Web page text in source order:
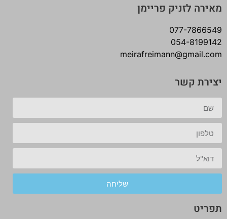
מאירה לזניק פריימן
077-7866549
054-8199142
meirafreimann@gmail.com
יצירת קשר
שליחה
תפריט